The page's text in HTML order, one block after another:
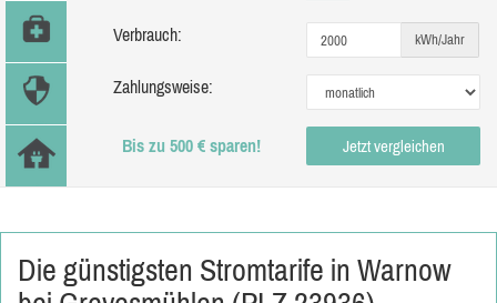
Verbrauch: kWh/Jahr
Zahlungsweise:
Bis zu 500 € sparen! Jetzt vergleichen
Die günstigsten Stromtarife in Warnow